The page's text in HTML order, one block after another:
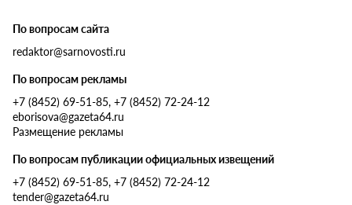
По вопросам сайта
redaktor@sarnovosti.ru
По вопросам рекламы
+7 (8452) 69-51-85, +7 (8452) 72-24-12
eborisova@gazeta64.ru
Размещение рекламы
По вопросам публикации официальных извещений
+7 (8452) 69-51-85, +7 (8452) 72-24-12
tender@gazeta64.ru